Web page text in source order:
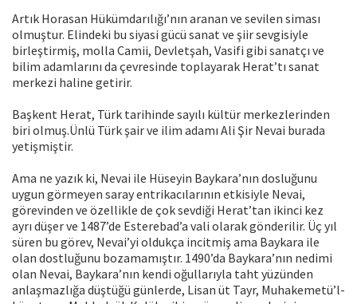
Artık Horasan Hükümdarılığı’nın aranan ve sevilen siması
olmuştur. Elindeki bu siyasi gücü sanat ve şiir sevgisiyle
birleştirmiş, molla Camii, Devletşah, Vasifi gibi sanatçı ve
bilim adamlarını da çevresinde toplayarak Herat’tı sanat
merkezi haline getirir.
Başkent Herat, Türk tarihinde sayılı kültür merkezlerinden
biri olmuş.Ünlü Türk şair ve ilim adamı Ali Şir Nevai burada
yetişmiştir.
Ama ne yazık ki, Nevai ile Hüseyin Baykara’nın dosluğunu
uygun görmeyen saray entrikacılarının etkisiyle Nevai,
görevinden ve özellikle de çok sevdiği Herat’tan ikinci kez
ayrı düşer ve 1487’de Esterebad’a vali olarak gönderilir. Üç yıl
süren bu görev, Nevai’yi oldukça incitmiş ama Baykara ile
olan dostluğunu bozamamıştır. 1490’da Baykara’nın nedimi
olan Nevai, Baykara’nın kendi oğullarıyla taht yüzünden
anlaşmazlığa düştüğü günlerde, Lisan üt Tayr, Muhakemetü’l-